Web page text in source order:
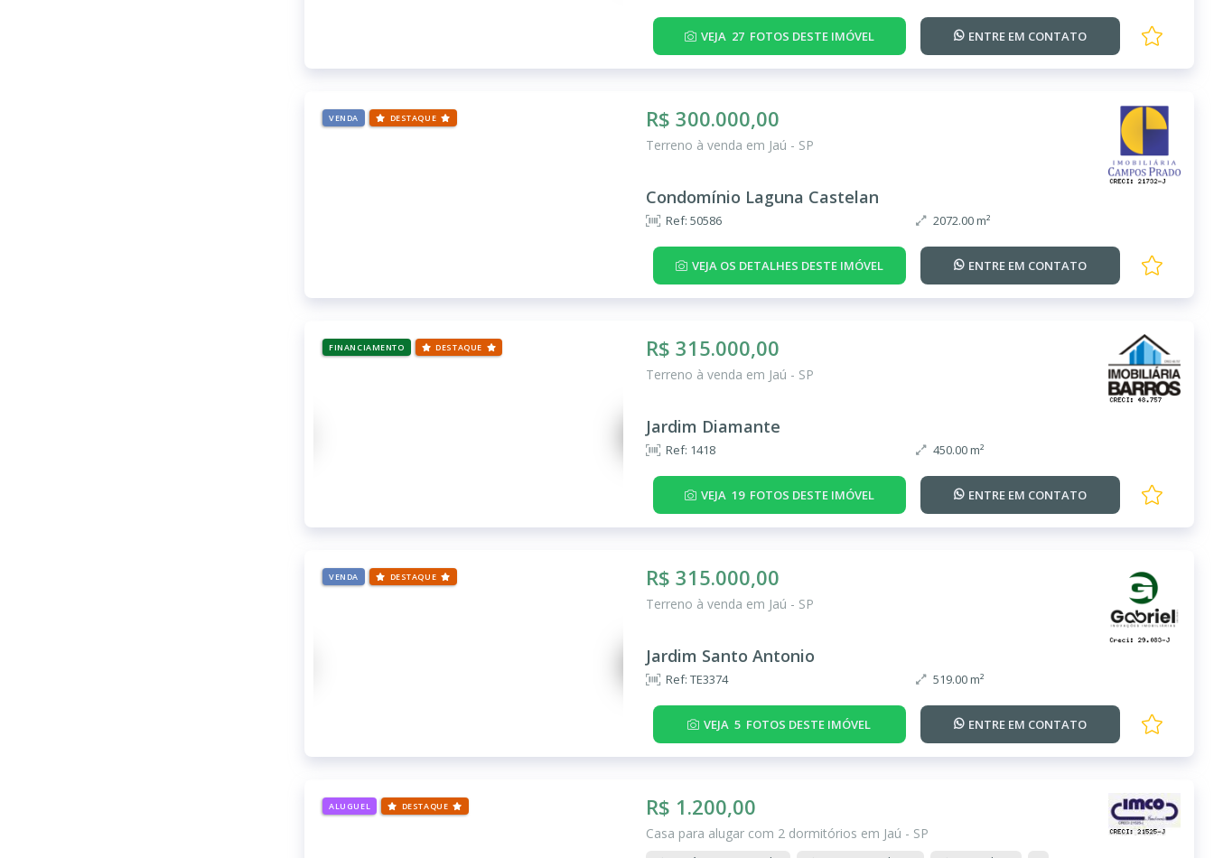
VEJA 27 FOTOS DESTE IMÓVEL ENTRE EM CONTATO
VENDA DESTAQUE R$ 300.000,00
Terreno à venda em Jaú - SP
Condomínio Laguna Castelan
Ref: 50586 2072.00 m²
VEJA OS DETALHES DESTE IMÓVEL ENTRE EM CONTATO
FINANCIAMENTO DESTAQUE R$ 315.000,00
Terreno à venda em Jaú - SP
Jardim Diamante
Ref: 1418 450.00 m²
VEJA 19 FOTOS DESTE IMÓVEL ENTRE EM CONTATO
VENDA DESTAQUE R$ 315.000,00
Terreno à venda em Jaú - SP
Jardim Santo Antonio
Ref: TE3374 519.00 m²
VEJA 5 FOTOS DESTE IMÓVEL ENTRE EM CONTATO
ALUGUEL DESTAQUE R$ 1.200,00
Casa para alugar com 2 dormitórios em Jaú - SP